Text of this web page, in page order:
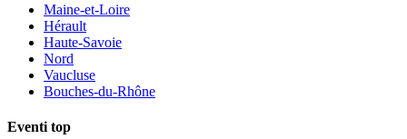
Maine-et-Loire
Hérault
Haute-Savoie
Nord
Vaucluse
Bouches-du-Rhône
Eventi top